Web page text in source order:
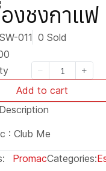
องชงกาแ
011 0 Sold
Add to cart
: Club Me
PromacCategories: